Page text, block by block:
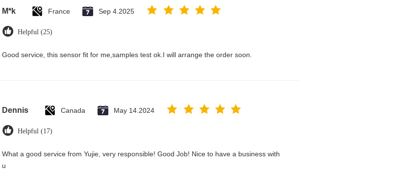
M*k France Sep 4.2025
Helpful (25)
Good service, this sensor fit for me,samples test ok.I will arrange the order soon.
Dennis Canada May 14.2024
Helpful (17)
What a good service from Yujie, very responsible! Good Job! Nice to have a business with
u